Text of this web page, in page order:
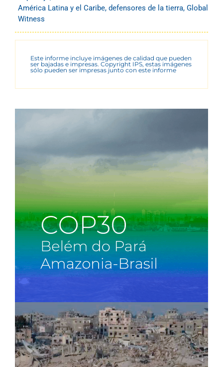
América Latina y el Caribe, defensores de la tierra, Global
Witness
Este informe incluye imágenes de calidad que pueden
ser bajadas e impresas. Copyright IPS, estas imágenes
sólo pueden ser impresas junto con este informe